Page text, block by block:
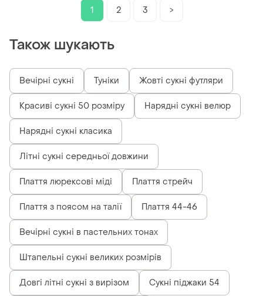
1 2 3 >
Також шукають
Вечірні сукні Туніки Жовті сукні футляри
Красиві сукні 50 розміру Нарядні сукні велюр
Нарядні сукні класика
Літні сукні середньої довжини
Плаття люрексові міді Плаття стрейч
Плаття з поясом на талії Плаття 44-46
Вечірні сукні в пастельних тонах
Штапельні сукні великих розмірів
Довгі літні сукні з вирізом Сукні піджаки 54